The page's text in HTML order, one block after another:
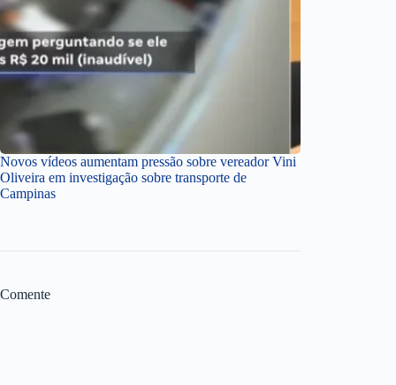
Novos vídeos aumentam pressão sobre vereador Vini
Oliveira em investigação sobre transporte de
Campinas
Comente